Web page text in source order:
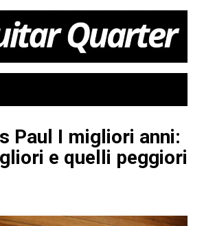
Paul I migliori anni:
e quelli peggiori